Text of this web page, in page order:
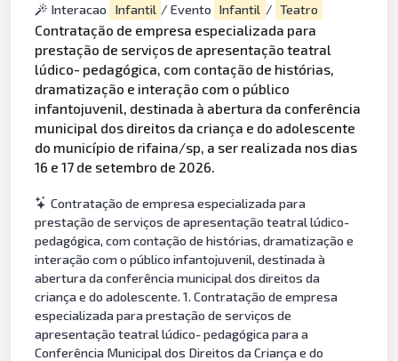
Interacao Infantil / Evento Infantil / Teatro
Contratação de empresa especializada para
prestação de serviços de apresentação teatral
lúdico- pedagógica, com contação de histórias,
dramatização e interação com o público
infantojuvenil, destinada à abertura da conferência
municipal dos direitos da criança e do adolescente
do município de rifaina/sp, a ser realizada nos dias
16 e 17 de setembro de 2026.
Contratação de empresa especializada para
prestação de serviços de apresentação teatral lúdico-
pedagógica, com contação de histórias, dramatização e
interação com o público infantojuvenil, destinada à
abertura da conferência municipal dos direitos da
criança e do adolescente. 1. Contratação de empresa
especializada para prestação de serviços de
apresentação teatral lúdico- pedagógica para a
Conferência Municipal dos Direitos da Criança e do